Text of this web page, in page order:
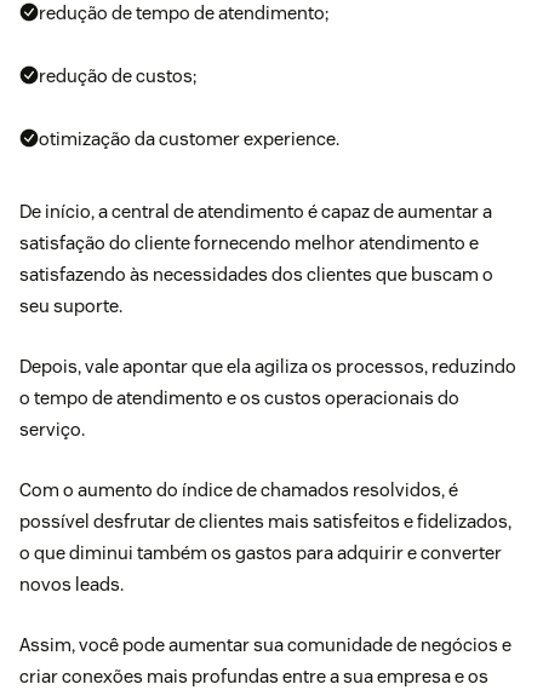
redução de tempo de atendimento;
redução de custos;
otimização da customer experience.
De início, a central de atendimento é capaz de aumentar a
satisfação do cliente fornecendo melhor atendimento e
satisfazendo às necessidades dos clientes que buscam o
seu suporte.
Depois, vale apontar que ela agiliza os processos, reduzindo
o tempo de atendimento e os custos operacionais do
serviço.
Com o aumento do índice de chamados resolvidos, é
possível desfrutar de clientes mais satisfeitos e fidelizados,
o que diminui também os gastos para adquirir e converter
novos leads.
Assim, você pode aumentar sua comunidade de negócios e
criar conexões mais profundas entre a sua empresa e os